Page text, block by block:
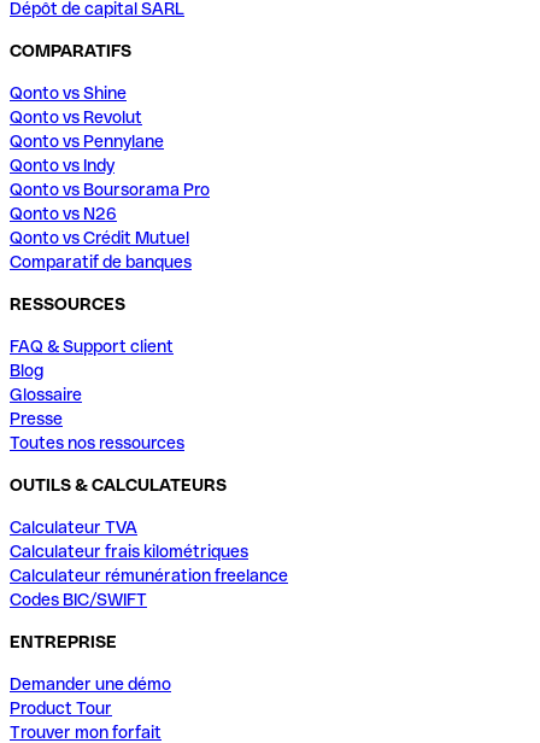
Dépôt de capital SARL
COMPARATIFS
Qonto vs Shine
Qonto vs Revolut
Qonto vs Pennylane
Qonto vs Indy
Qonto vs Boursorama Pro
Qonto vs N26
Qonto vs Crédit Mutuel
Comparatif de banques
RESSOURCES
FAQ & Support client
Blog
Glossaire
Presse
Toutes nos ressources
OUTILS & CALCULATEURS
Calculateur TVA
Calculateur frais kilométriques
Calculateur rémunération freelance
Codes BIC/SWIFT
ENTREPRISE
Demander une démo
Product Tour
Trouver mon forfait